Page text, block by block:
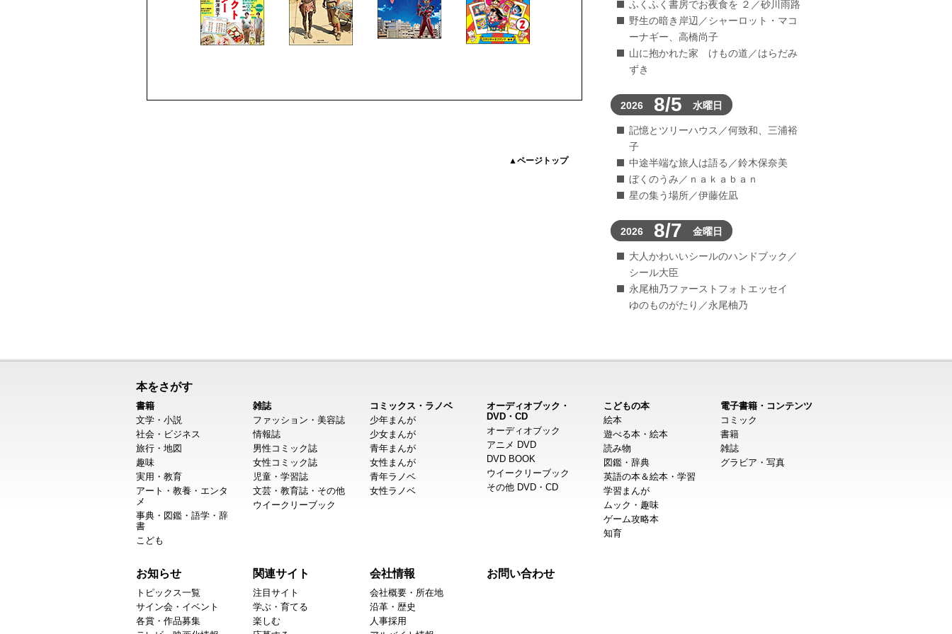
▲ページトップ
ふくふく書房でお夜食を ２／砂川雨路
野生の暗き岸辺／シャーロット・マコ
ーナギー、高橋尚子
山に抱かれた家 けもの道／はらだみ
ずき
2026 8/5 水曜日
記憶とツリーハウス／何致和、三浦裕
子
中途半端な旅人は語る／鈴木保奈美
ぼくのうみ／ｎａｋａｂａｎ
星の集う場所／伊藤佐凪
2026 8/7 金曜日
大人かわいいシールのハンドブック／
シール大臣
永尾柚乃ファーストフォトエッセイ
ゆのものがたり／永尾柚乃
本をさがす
書籍
文学・小説
社会・ビジネス
旅行・地図
趣味
実用・教育
アート・教養・エンタ
メ
事典・図鑑・語学・辞
書
こども
雑誌
ファッション・美容誌
情報誌
男性コミック誌
女性コミック誌
児童・学習誌
文芸・教育誌・その他
ウイークリーブック
コミックス・ラノベ
少年まんが
少女まんが
青年まんが
女性まんが
青年ラノベ
女性ラノベ
オーディオブック・
DVD・CD
オーディオブック
アニメ DVD
DVD BOOK
ウイークリーブック
その他 DVD・CD
こどもの本
絵本
遊べる本・絵本
読み物
図鑑・辞典
英語の本＆絵本・学習
学習まんが
ムック・趣味
ゲーム攻略本
知育
電子書籍・コンテンツ
コミック
書籍
雑誌
グラビア・写真
お知らせ
トピックス一覧
サイン会・イベント
各賞・作品募集
関連サイト
注目サイト
学ぶ・育てる
楽しむ
会社情報
会社概要・所在地
沿革・歴史
人事採用
お問い合わせ